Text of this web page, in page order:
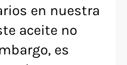
en nuestra
aceite no
es